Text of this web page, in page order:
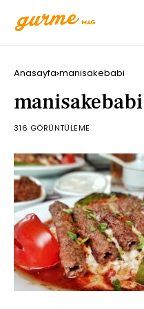
Anasayfa manisakebabi
manisakebabi
316 GÖRÜNTÜLEME